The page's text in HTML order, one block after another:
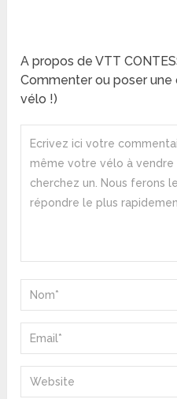
A propos de VTT
Commenter ou poser
vélo !)